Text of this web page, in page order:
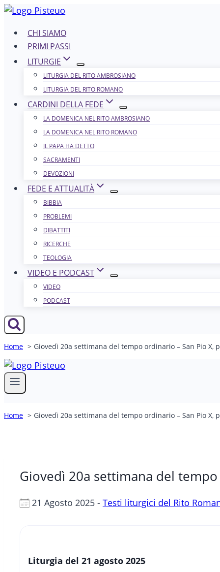
Salta
contenutoCHI SIAMO
PRIMI PASSI
LITURGIE
LITURGIA DEL RITO AMBROSIANO
LITURGIA DEL RITO ROMANO
CARDINI DELLA FEDE
LA DOMENICA NEL R​​​​​​ITO AMBROSIANO
LA DOMENICA NEL RITO ROMANO
IL PAPA HA DETTO
SACRAMENTI
DEVOZIONI
FEDE E ATTUALITÀ
BIBBIA
PROBLEMI
DIBATTITI
RICERCHE
TEOLOGIA
VIDEO E PODCAST
VIDEO
PODCAST
Home Giovedì 20a settimana del tempo ordinario – San Pio X,
Home Giovedì 20a settimana del tempo ordinario – San Pio X,
Giovedì 20a settimana del
21 Agosto 2025 - Testi liturgici del Rito
Liturgia del 21 agosto 2025